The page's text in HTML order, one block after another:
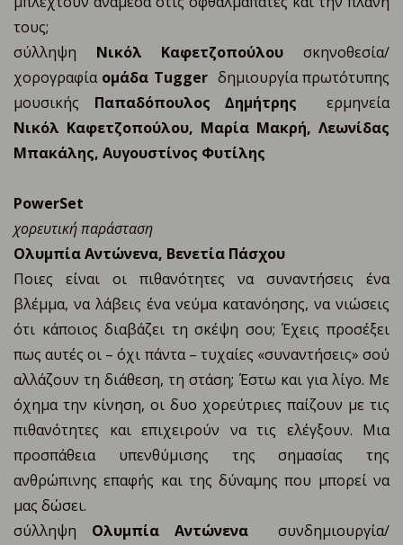
τους;
σύλληψη Νικόλ Καφετζοπούλου
σκηνοθεσία/
χορογραφία ομάδα Tuggerδημιουργία πρωτότυπης
μουσικής Παπαδόπουλος ∆ημήτρης ερμηνεία
Νικόλ Καφετζοπούλου, Μαρία Μακρή, Λεωνίδας
Μπακάλης, Αυγουστίνος Φυτίλης
PowerSet
χορευτική παράσταση
Ολυμπία Αντώνενα, Βενετία Πάσχου
Ποιες είναι οι πιθανότητες να συναντήσεις ένα
βλέμμα, να λάβεις ένα νεύμα κατανόησης, να νιώσεις
ότι κάποιος διαβάζει τη σκέψη σου; Έχεις προσέξει
πως αυτές οι – όχι πάντα – τυχαίες «συναντήσεις» σού
αλλάζουν τη διάθεση, τη στάση; Έστω και για λίγο. Με
όχημα την κίνηση, οι δυο χορεύτριες παίζουν με τις
πιθανότητες και επιχειρούν να τις ελέγξουν. Μια
προσπάθεια υπενθύμισης της σημασίας της
ανθρώπινης επαφής και της δύναμης που μπορεί να
μας δώσει.
σύλληψη Ολυμπία Αντώνενα
συνδημιουργία/